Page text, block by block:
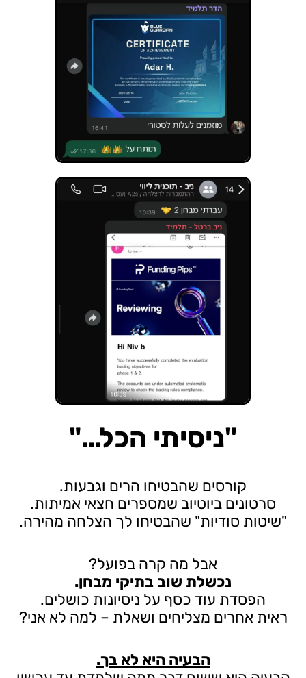
"ניסיתי הכל…"
קורסים שהבטיחו הרים וגבעות.
סרטונים ביוטיוב שמספרים חצאי אמיתות.
"שיטות סודיות" שהבטיחו לך הצלחה מהירה.
אבל מה קרה בפועל?
נכשלת שוב בתיקי מבחן.
הפסדת עוד כסף על ניסיונות כושלים.
ראית אחרים מצליחים ושאלת – למה לא אני?
הבעיה היא לא בך.